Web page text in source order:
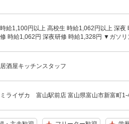
時給1,100円以上 高校生 時給1,062円以上 深
修 時給1,062円 深夜研修 時給1,328円 ▼ガソリ
居酒屋キッチンスタッフ
ミライザカ 富山駅前店 富山県富山市新富町